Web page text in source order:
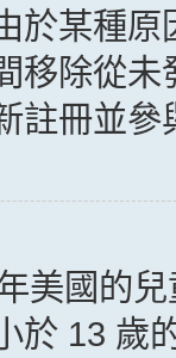
於某種
移除從
註冊並參
美國的
於 13 歲